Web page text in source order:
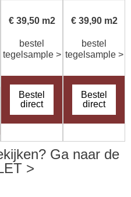
€ 39,50 m2
bestel
tegelsample >
Bestel
direct
€ 39,90 m2
bestel
tegelsample >
Bestel
direct
Ga naar de
>